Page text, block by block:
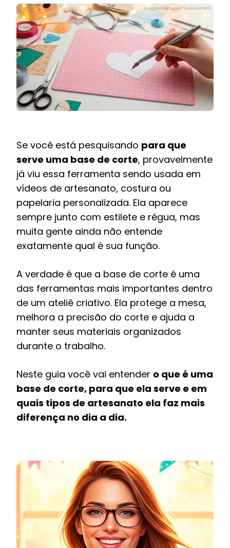
Se você está pesquisando para que
serve uma base de corte, provavelmente
já viu essa ferramenta sendo usada em
vídeos de artesanato, costura ou
papelaria personalizada. Ela aparece
sempre junto com estilete e régua, mas
muita gente ainda não entende
exatamente qual é sua função.
A verdade é que a base de corte é uma
das ferramentas mais importantes dentro
de um ateliê criativo. Ela protege a mesa,
melhora a precisão do corte e ajuda a
manter seus materiais organizados
durante o trabalho.
Neste guia você vai entender o que é uma
base de corte, para que ela serve e em
quais tipos de artesanato ela faz mais
diferença no dia a dia.